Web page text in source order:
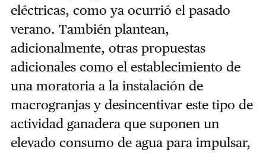
eléctricas, como ya ocurrió el pasado
verano. También plantean,
adicionalmente, otras propuestas
adicionales como el establecimiento de
una moratoria a la instalación de
macrogranjas y desincentivar este tipo de
actividad ganadera que suponen un
elevado consumo de agua para impulsar,